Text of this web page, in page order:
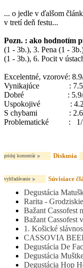
... o jedle v ďalšom
v tretí deň festu...
Pozn. : ako hodnotím
(1 - 3b.), 3. Pena (1 -
(1 - 3b.), 6. Pocit v
Excelentné, vzorové:
Vynikajúce : 7.5/10
Dobré : 5.9/10
Uspokojivé : 4.2/10
S chybami : 2.6/10
Problematické : 1/
pridaj komentár Diskusia
vyhľadávanie Súvisiace
Degustácia
Rarita -
Bažant Cassofest
Bažant Cassofest
1. Košické
CASSOVIA
Degustácia De
Degustácia
Degustácia Hop